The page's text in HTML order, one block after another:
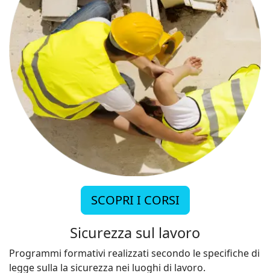
SCOPRI I CORSI
Sicurezza sul lavoro
Programmi formativi realizzati secondo le specifiche di
legge sulla la sicurezza nei luoghi di lavoro.